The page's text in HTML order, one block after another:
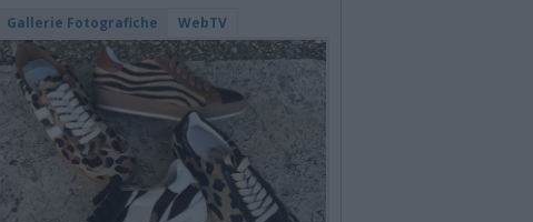
Gallerie Fotografiche WebTV